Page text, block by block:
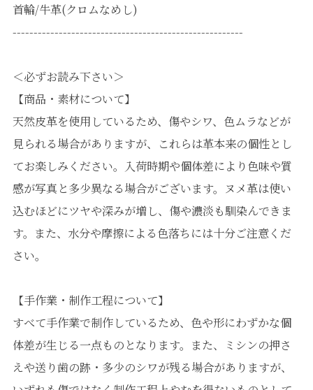
首輪/牛革(クロムなめし)
-------------------------------------------------------
＜必ずお読み下さい＞
【商品・素材について】
天然皮革を使用しているため、傷やシワ、色ムラなどが
見られる場合がありますが、これらは革本来の個性とし
てお楽しみください。入荷時期や個体差により色味や質
感が写真と多少異なる場合がございます。ヌメ革は使い
込むほどにツヤや深みが増し、傷や濃淡も馴染んできま
す。また、水分や摩擦による色落ちには十分ご注意くだ
さい。
【手作業・制作工程について】
すべて手作業で制作しているため、色や形にわずかな個
体差が生じる一点ものとなります。また、ミシンの押さ
えや送り歯の跡・多少のシワが残る場合がありますが、